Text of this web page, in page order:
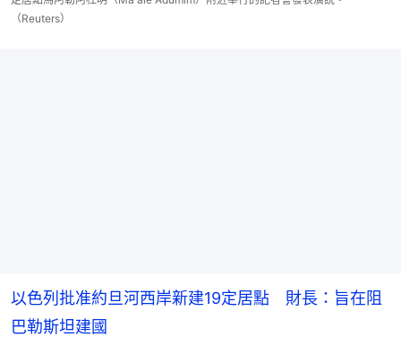
（Reuters）
以色列批准約旦河西岸新建19定居點 財長：旨在阻
巴勒斯坦建國